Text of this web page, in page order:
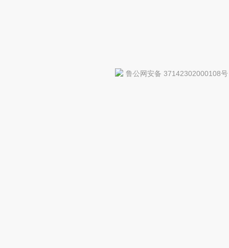
鲁公网安备 37142302000108号